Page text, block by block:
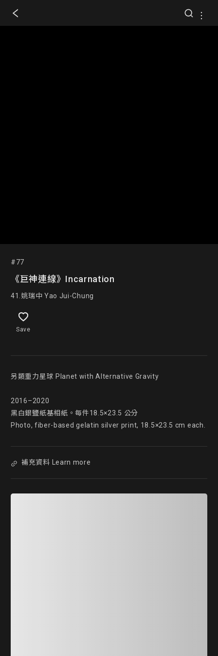
#77
《巨神連線》Incarnation
41.姚瑞中 Yao Jui-Chung
Save
另類重力星球 Planet with Alternative Gravity
2016–2020
黑白銀鹽紙基相紙。每件18.5×23.5 公分
Photo, fiber-based gelatin silver print, 18.5×23.5 cm each.
補充資料 Learn more